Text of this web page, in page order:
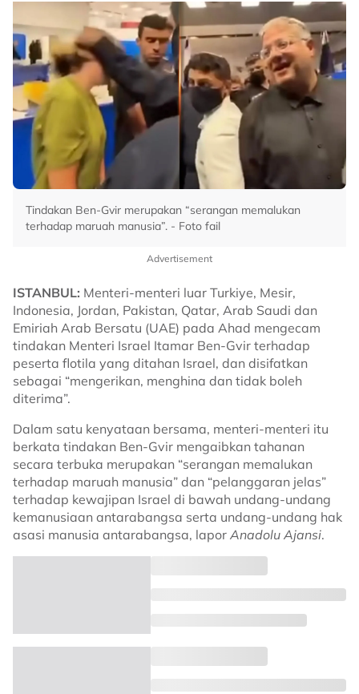
Tindakan Ben-Gvir merupakan “serangan memalukan
terhadap maruah manusia”. - Foto fail
Advertisement
ISTANBUL: Menteri-menteri luar Turkiye, Mesir,
Indonesia, Jordan, Pakistan, Qatar, Arab Saudi dan
Emiriah Arab Bersatu (UAE) pada Ahad mengecam
tindakan Menteri Israel Itamar Ben-Gvir terhadap
peserta flotila yang ditahan Israel, dan disifatkan
sebagai “mengerikan, menghina dan tidak boleh
diterima”.
Dalam satu kenyataan bersama, menteri-menteri itu
berkata tindakan Ben-Gvir mengaibkan tahanan
secara terbuka merupakan “serangan memalukan
terhadap maruah manusia” dan “pelanggaran jelas”
terhadap kewajipan Israel di bawah undang-undang
kemanusiaan antarabangsa serta undang-undang hak
asasi manusia antarabangsa, lapor Anadolu Ajansi.